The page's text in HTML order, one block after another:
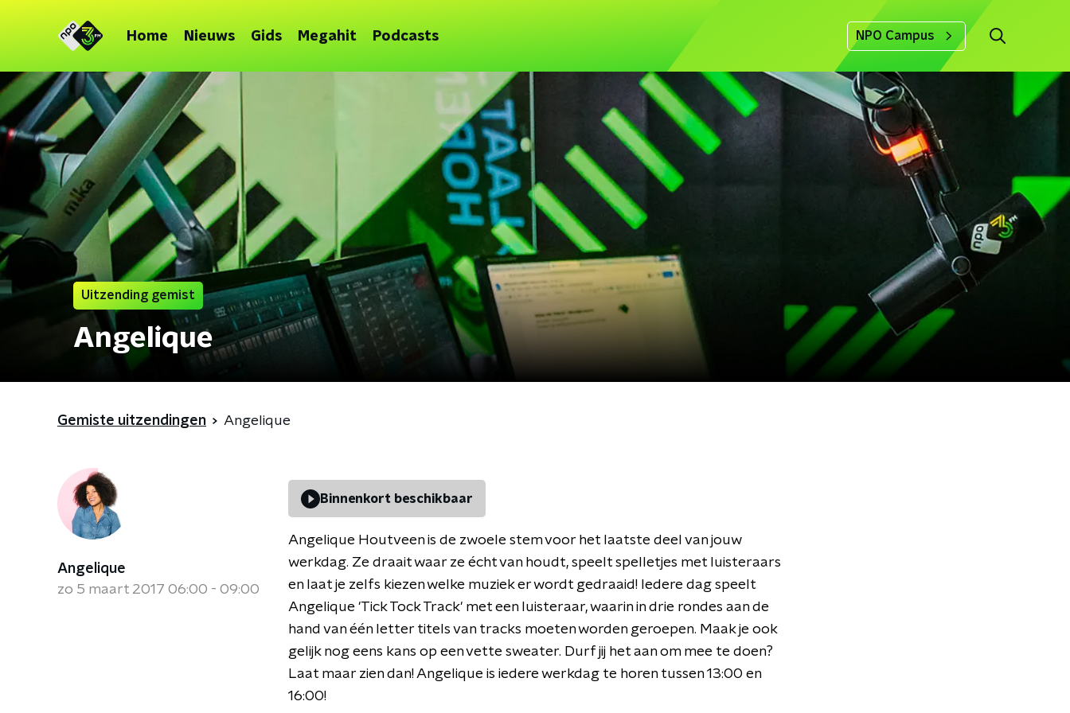
Home Nieuws Gids Megahit Podcasts NPO Campus
Uitzending gemist
Angelique
Gemiste uitzendingen Angelique
Angelique
zo 5 maart 2017 06:00 - 09:00
Binnenkort beschikbaar
Angelique Houtveen is de zwoele stem voor het laatste deel van jouw
werkdag. Ze draait waar ze écht van houdt, speelt spelletjes met luisteraars
en laat je zelfs kiezen welke muziek er wordt gedraaid! Iedere dag speelt
Angelique 'Tick Tock Track' met een luisteraar, waarin in drie rondes aan de
hand van één letter titels van tracks moeten worden geroepen. Maak je ook
gelijk nog eens kans op een vette sweater. Durf jij het aan om mee te doen?
Laat maar zien dan! Angelique is iedere werkdag te horen tussen 13:00 en
16:00!